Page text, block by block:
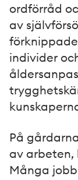
ordförråd
av
individer
På
av arbeten,
Många